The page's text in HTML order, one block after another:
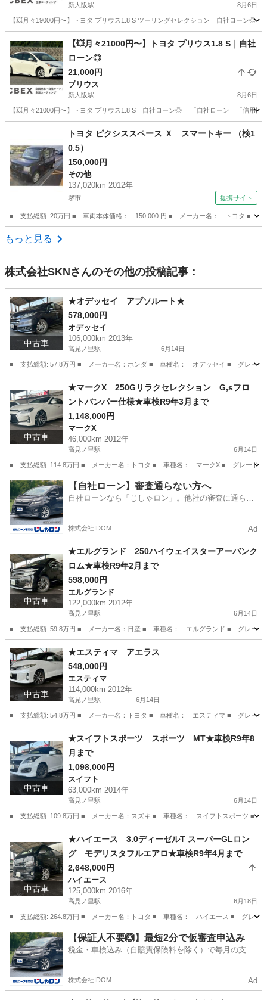
新大阪駅 8月6日
【💥月々19000円〜】トヨタ プリウス1.8 S ツーリングセレクション｜自社ローン◎
新大阪駅 プリウス
【💥月々21000円〜】トヨタ プリウス1.8 S｜自社
ローン◎
21,000円
プリウス
新大阪駅 8月6日
【💥月々21000円〜】トヨタ プリウス1.8 S｜自社ローン◎｜ 「自社ローン」「信用
新大阪駅 ローン
トヨタ ピクシススペース Ｘ スマートキー （検1
0.5）
150,000円
その他
137,020km 2012年
堺市 提携サイト
■ 支払総額: 20万円 ■ 車両本体価格： 150,000 円 ■ メーカー名： トヨタ ■
大阪 堺市
もっと見る
株式会社SKNさんのその他の投稿記事：
中古車
★オデッセイ アブソルート★
578,000円
オデッセイ
106,000km 2013年
高見ノ里駅 6月14日
■ 支払総額: 57.8万円 ■ メーカー名：ホンダ ■ 車種名： オデッセイ ■ グレード
高見ノ里駅 オデッセイ アブソルート
中古車
★マークX 250Gリラクセレクション G,sフロ
ントバンパー仕様★車検R9年3月まで
1,148,000円
マークX
46,000km 2012年
高見ノ里駅 6月14日
■ 支払総額: 114.8万円 ■ メーカー名：トヨタ ■ 車種名： マークX ■ グレード
大阪 松原市 高見ノ里駅 マークX バンパー
【自社ローン】審査通らない方へ
自社ローンなら「じしゃロン」。他社の審査に通らな
株式会社IDOM Ad
中古車
★エルグランド 250ハイウェイスターアーバンク
ロム★車検R9年2月まで
598,000円
エルグランド
122,000km 2012年
高見ノ里駅 6月14日
■ 支払総額: 59.8万円 ■ メーカー名：日産 ■ 車種名： エルグランド ■ グレード
大阪 松原市 エルグランド
中古車
★エスティマ アエラス
548,000円
エスティマ
114,000km 2012年
高見ノ里駅 6月14日
■ 支払総額: 54.8万円 ■ メーカー名：トヨタ ■ 車種名： エスティマ ■ グレード
高見ノ里駅 エスティマ
中古車
★スイフトスポーツ スポーツ MT★車検R9年8
月まで
1,098,000円
スイフト
63,000km 2014年
高見ノ里駅 6月14日
■ 支払総額: 109.8万円 ■ メーカー名：スズキ ■ 車種名： スイフトスポーツ ■
高見ノ里駅 スイフト
中古車
★ハイエース 3.0ディーゼルT スーパーGLロン
グ モデリスタフルエアロ★車検R9年4月まで
2,648,000円
ハイエース
125,000km 2016年
高見ノ里駅 6月18日
■ 支払総額: 264.8万円 ■ メーカー名：トヨタ ■ 車種名： ハイエース ■ グレード
大阪 松原市 高見ノ里駅 ハイエース ロング
【保証人不要🙆】最短2分で仮審査申込み
税金・車検込み（自賠責保険料を除く）で毎月の支払
株式会社IDOM Ad